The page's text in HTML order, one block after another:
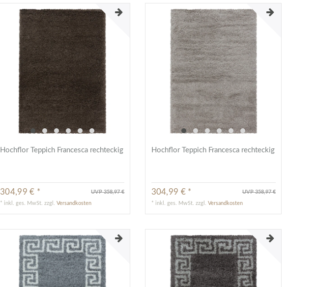
Hochflor Teppich Francesca rechteckig
UVP 358,97 €
304,99 € *
* inkl. ges. MwSt. zzgl.Versandkosten
Hochflor Teppich Francesca rechteckig
UVP 358,97 €
304,99 € *
* inkl. ges. MwSt. zzgl. Versandkosten